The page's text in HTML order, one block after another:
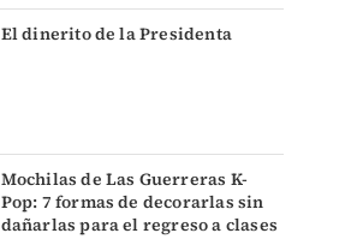
El dinerito de la Presidenta
Mochilas de Las Guerreras K-
Pop: 7 formas de decorarlas sin
dañarlas para el regreso a clases